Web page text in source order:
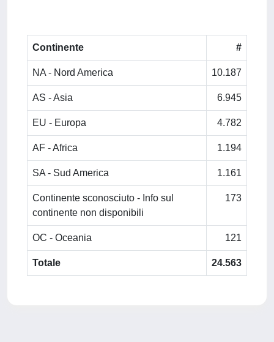
Continente #
NA - Nord America 10.187
AS - Asia 6.945
EU - Europa 4.782
AF - Africa 1.194
SA - Sud America 1.161
Continente sconosciuto - Info sul
continente non disponibili
173
OC - Oceania 121
Totale 24.563